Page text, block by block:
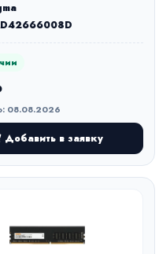
08.08.2026
Добавить в заявку